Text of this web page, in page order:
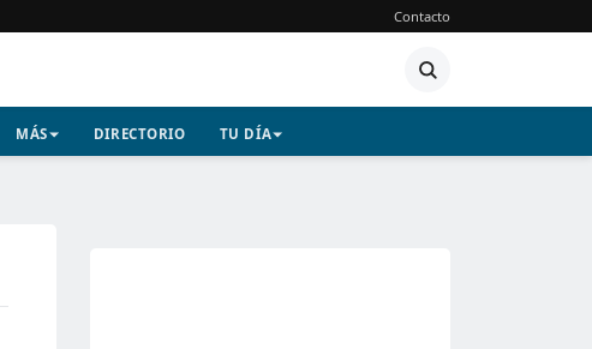
Contacto
MÁS DIRECTORIO TU DÍA